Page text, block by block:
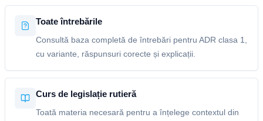
Toate întrebările
Consultă baza completă de întrebări pentru ADR clasa 1,
cu variante, răspunsuri corecte și explicații.
Curs de legislație rutieră
Toată materia necesară pentru a înțelege contextul din